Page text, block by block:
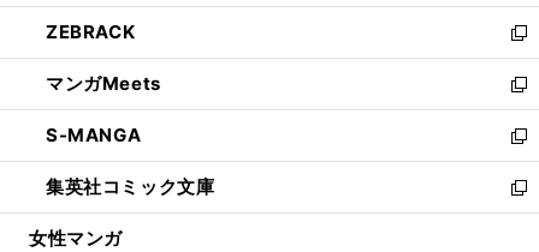
開
く
ウ
で
開
く
ン
ド
ウ
で
開
く
ウ
ィ
ン
ド
ウ
で
開
く
し
い
ウ
ィ
ン
ド
ウ
で
開
ZEBRACK
新
し
い
ウ
ィ
ン
ド
ウ
マンガMeets
新
し
い
ウ
ィ
ン
S-MANGA
新
し
い
ウ
集英社コミック文庫
新
し
女性マンガ